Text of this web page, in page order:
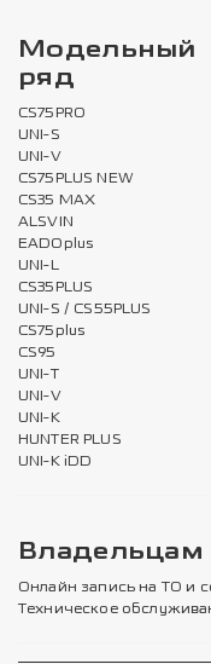
Модельный
ряд
CS75PRO
UNI-S
UNI-V
CS75PLUS NEW
CS35 MAX
ALSVIN
EADOplus
UNI-L
CS35PLUS
UNI-S / CS55PLUS
CS75plus
CS95
UNI-T
UNI-V
UNI-K
HUNTER PLUS
UNI-K iDD
Владельцам
Онлайн запись на ТО и
Техническое